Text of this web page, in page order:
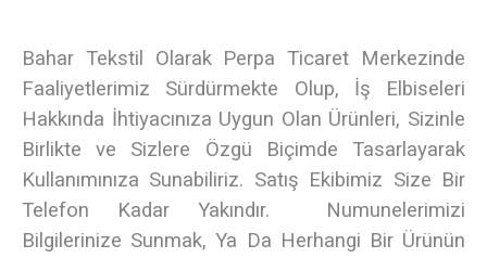
Bahar Tekstil Olarak Perpa Ticaret Merkezinde
Faaliyetlerimiz Sürdürmekte Olup, İş Elbiseleri
Hakkında İhtiyacınıza Uygun Olan Ürünleri, Sizinle
Birlikte ve Sizlere Özgü Biçimde Tasarlayarak
Kullanımınıza Sunabiliriz. Satış Ekibimiz Size Bir
Telefon Kadar Yakındır. Numunelerimizi
Bilgilerinize Sunmak, Ya Da Herhangi Bir Ürünün